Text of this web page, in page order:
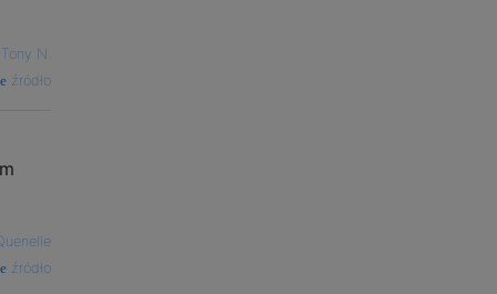
Tony N.
źródło
źródło